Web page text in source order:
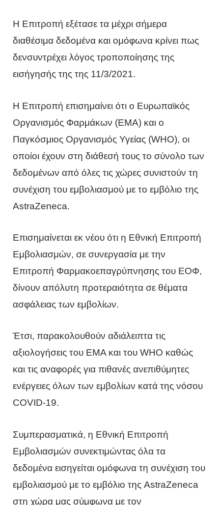
Η Επιτροπή εξέτασε τα μέχρι σήμερα
διαθέσιμα δεδομένα και ομόφωνα κρίνει πως
δενσυντρέχει λόγος τροποποίησης της
εισήγησής της της 11/3/2021.
Η Επιτροπή επισημαίνει ότι ο Ευρωπαϊκός
Οργανισμός Φαρμάκων (ΕΜΑ) και ο
Παγκόσμιος Οργανισμός Υγείας (WHO), οι
οποίοι έχουν στη διάθεσή τους το σύνολο των
δεδομένων από όλες τις χώρες συνιστούν τη
συνέχιση του εμβολιασμού με το εμβόλιο της
AstraZeneca.
Επισημαίνεται εκ νέου ότι η Εθνική Επιτροπή
Εμβολιασμών, σε συνεργασία με την
Επιτροπή Φαρμακοεπαγρύπνησης του ΕΟΦ,
δίνoυν απόλυτη προτεραιότητα σε θέματα
ασφάλειας των εμβολίων.
Έτσι, παρακολουθούν αδιάλειπτα τις
αξιολογήσεις του ΕΜΑ και του WHO καθώς
και τις αναφορές για πιθανές ανεπιθύμητες
ενέργειες όλων των εμβολίων κατά της νόσου
COVID-19.
Συμπερασματικά, η Εθνική Επιτροπή
Εμβολιασμών συνεκτιμώντας όλα τα
δεδομένα εισηγείται ομόφωνα τη συνέχιση του
εμβολιασμού με το εμβόλιο της AstraZeneca
στη χώρα μας σύμφωνα με τον